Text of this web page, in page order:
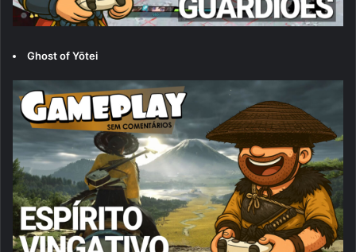
Ghost of Yōtei